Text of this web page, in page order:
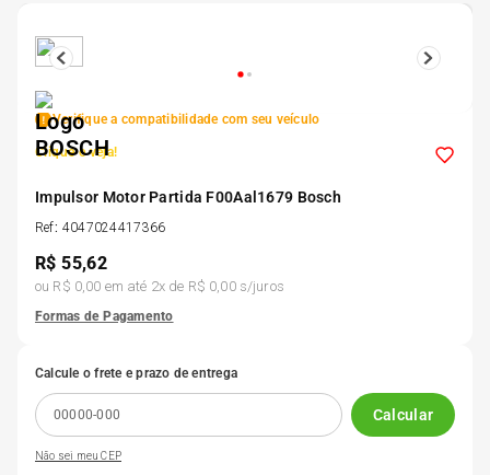
Verifique a compatibilidade com seu veículo
Clique e veja!
Impulsor Motor Partida F00Aal1679 Bosch
Ref: 4047024417366
R$55,62
ou R$ 0,00 em até 2x de R$ 0,00s/juros
Formas de Pagamento
Calcule o frete e prazo de entrega
Calcular
Não sei meu CEP
5º
7
8º 195 55r15
9º 175 65 14